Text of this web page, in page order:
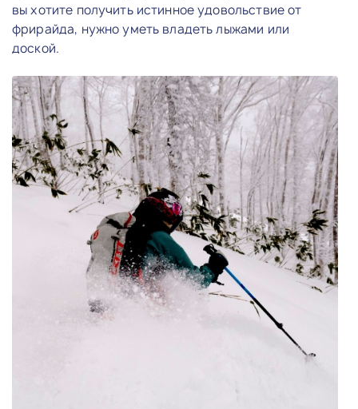
вы хотите получить истинное удовольствие от
фрирайда, нужно уметь владеть лыжами или
доской.